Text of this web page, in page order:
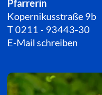
Pfarrerin
Kopernikusstraße 9b
T0211 - 93443-30
E-Mail schreiben